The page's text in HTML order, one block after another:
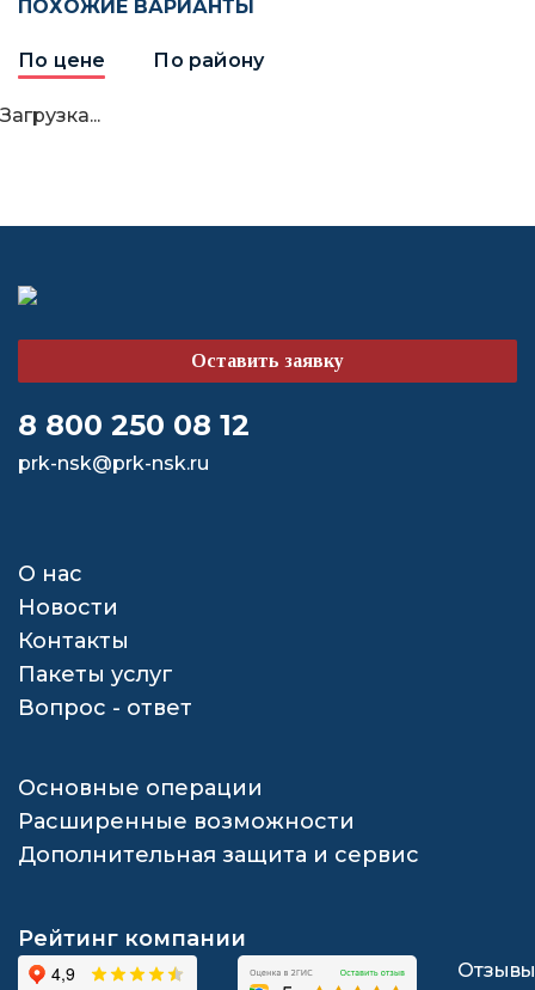
ПОХОЖИЕ ВАРИАНТЫ
По цене По району
Загрузка...
Оставить заявку
8 800 250 08 12
prk-nsk@prk-nsk.ru
О нас
Новости
Контакты
Пакеты услуг
Вопрос - ответ
Основные операции
Расширенные возможности
Дополнительная защита и сервис
Рейтинг компании
Отзывы